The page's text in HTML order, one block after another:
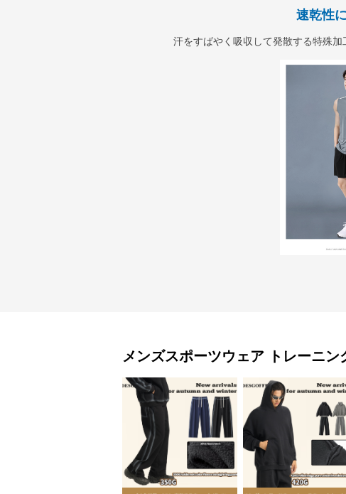
速乾性
汗をすばやく吸収して発散する特殊
メンズスポーツウェア トレーニン